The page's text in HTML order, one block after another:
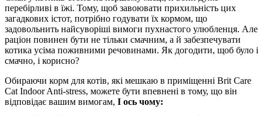
перебірливі в їжі. Тому, щоб завоювати прихильність цих
загадкових істот, потрібно годувати їх кормом, що
задовольнить найсуворіші вимоги пухнастого улюбленця. Але
раціон повинен бути не тільки смачним, а й забезпечувати
котика усіма поживними речовинами. Як догодити, щоб було і
смачно, і корисно?
Обираючи корм для котів, які мешкаю в приміщенні Brit Care
Cat Indoor Anti-stress, можете бути впевнені в тому, що він
відповідає вашим вимогам, І ось чому: